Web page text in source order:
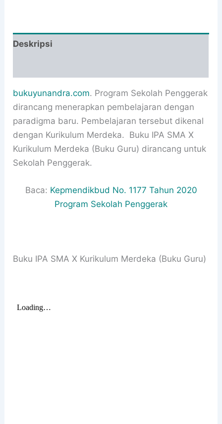
Deskripsi
bukuyunandra.com. Program Sekolah Penggerak
dirancang menerapkan pembelajaran dengan
paradigma baru. Pembelajaran tersebut dikenal
dengan Kurikulum Merdeka. Buku IPA SMA X
Kurikulum Merdeka (Buku Guru) dirancang untuk
Sekolah Penggerak.
Baca: Kepmendikbud No. 1177 Tahun 2020
Program Sekolah Penggerak
Buku IPA SMA X Kurikulum Merdeka (Buku Guru)